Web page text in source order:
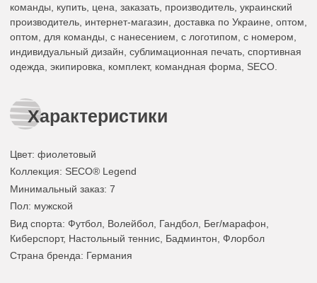
команды, купить, цена, заказать, производитель, украинский
производитель, интернет-магазин, доставка по Украине, оптом,
оптом, для команды, с нанесением, с логотипом, с номером,
индивидуальный дизайн, сублимационная печать, спортивная
одежда, экипировка, комплект, командная форма, SECO.
Характеристики
Цвет: фиолетовый
Коллекция: SECO® Legend
Минимальный заказ: 7
Пол: мужской
Вид спорта: Футбол, Волейбол, Гандбол, Бег/марафон,
Киберспорт, Настольный теннис, Бадминтон, Флорбол
Страна бренда: Германия